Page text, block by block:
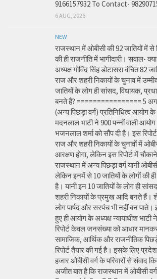
9166157932 To Contact-
6 AUG, 2026
NEW
राजस्थान में ओबीसी की 92 जातियों में से
की ही राजनीति में भागीदारी। सवाल-
अध्यक्ष गोविंद सिंह डोटासरा वंचित 82
राज और शहरी निकायों के चुनाव में
जातियों के लोग ही सांसद, विधायक,
बनते हैं? ================ 5
(अन्य पिछड़ा वर्ग) प्रतिनिधित्व आयोग
मदनलाल भाटी ने 900 पन्नों वाली आयोग
भजनलाल शर्मा को सौंप दी है। इस
राज और शहरी निकायों के चुनावों में
आरक्षण होगा, लेकिन इस रिपोर्ट में
राजस्थान में अन्य पिछड़ा वर्ग यानी
लेकिन इनमें से 10 जातियों के लोगों की ही
है। यानी इन 10 जातियों के लोग ही
शहरी निकायों के प्रमुख आदि बनते हैं।
लोग पार्षद और सरपंच भी नहीं बन
हुए ही आयोग के अध्यक्ष न्यायाधीश भाटी
रिपोर्ट केवल जनसंख्या को आधार
सामाजिक, आर्थिक और राजनीतिक
रिपोर्ट तैयार की गई है। इसके लिए
हजार ओबीसी वर्ग के परिवारों से संवाद
अजीत बात है कि राजस्थान में ओबीसी